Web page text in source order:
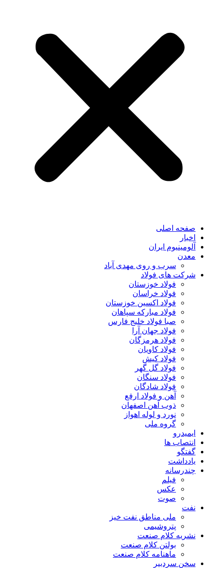
صفحه اصلی
اخبار
آلومینیوم ایران
معدن
سرب و روی مهدی آباد
شرکت های فولاد
فولاد خوزستان
فولاد خراسان
فولاد اکسین خوزستان
فولاد مبارکه سپاهان
صبا فولاد خلیج فارس
فولاد جهان آرا
فولاد هرمزگان
فولاد کاویان
فولاد کیش
فولاد گل گهر
فولاد سنگان
فولاد شادگان
آهن و فولاد ارفع
ذوب آهن اصفهان
نورد و لوله اهواز
گروه ملی
ایمیدرو
انتصاب ها
گفتگو
یادداشت
چندرسانه
فیلم
عکس
صوت
نفت
ملی مناطق نفت خیز
پتروشیمی
نشریه کلام صنعت
بولتن کلام صنعت
ماهنامه کلام صنعت
سخن سردبیر